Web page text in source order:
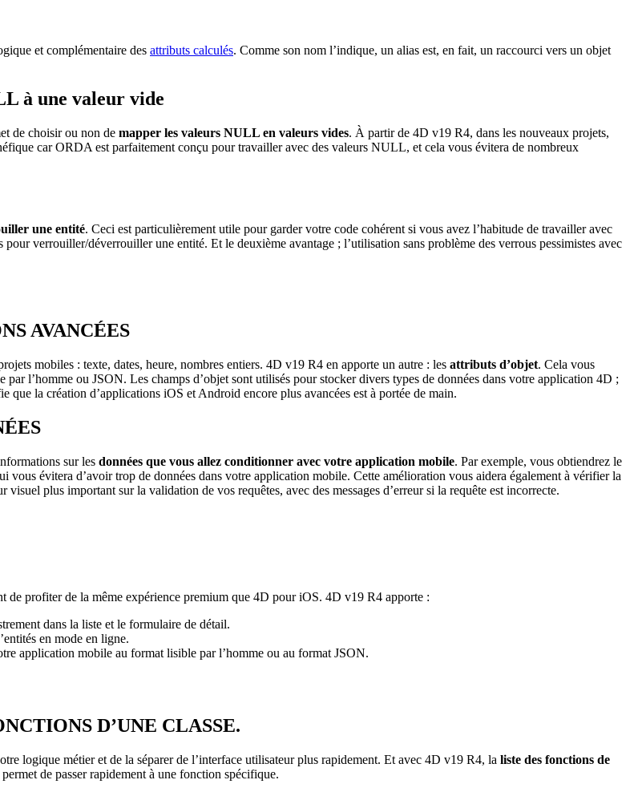
et complémentaire des attributs calculés. Comme son nom l’indique, un alias est, en fait, un raccourci vers un objet
à une valeur vide
de choisir ou non de mapper les valeurs NULL en valeurs vides. À partir de 4D v19 R4, dans les nouveaux projets,
car ORDA est parfaitement conçu pour travailler avec des valeurs NULL, et cela vous évitera de nombreux
une entité. Ceci est particulièrement utile pour garder votre code cohérent si vous avez l’habitude de travailler avec
verrouiller/déverrouiller une entité. Et le deuxième avantage ; l’utilisation sans problème des verrous pessimistes avec
AVANCÉES
mobiles : texte, dates, heure, nombres entiers. 4D v19 R4 en apporte un autre : les attributs d’objet. Cela vous
l’homme ou JSON. Les champs d’objet sont utilisés pour stocker divers types de données dans votre application 4D ;
la création d’applications iOS et Android encore plus avancées est à portée de main.
sur les données que vous allez conditionner avec votre application mobile. Par exemple, vous obtiendrez le
vous évitera d’avoir trop de données dans votre application mobile. Cette amélioration vous aidera également à vérifier la
plus important sur la validation de vos requêtes, avec des messages d’erreur si la requête est incorrecte.
de profiter de la même expérience premium que 4D pour iOS. 4D v19 R4 apporte :
dans la liste et le formulaire de détail.
en mode en ligne.
application mobile au format lisible par l’homme ou au format JSON.
D’UNE CLASSE.
logique métier et de la séparer de l’interface utilisateur plus rapidement. Et avec 4D v19 R4, la liste des fonctions de
de passer rapidement à une fonction spécifique.